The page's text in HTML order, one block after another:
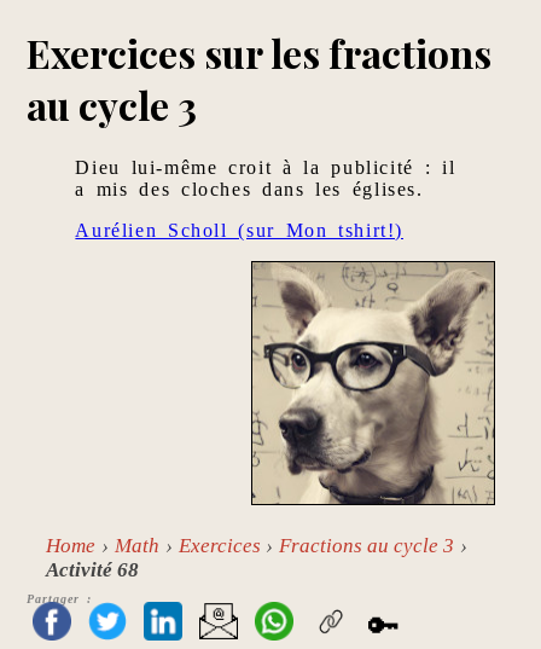
Exercices sur les fractions
au cycle 3
Dieu lui-même croit à la publicité : il
a mis des cloches dans les églises.
Aurélien Scholl (sur Mon tshirt!)
Home Math Exercices
Fractions au cycle 3
Activité 68
Partager :
🔑